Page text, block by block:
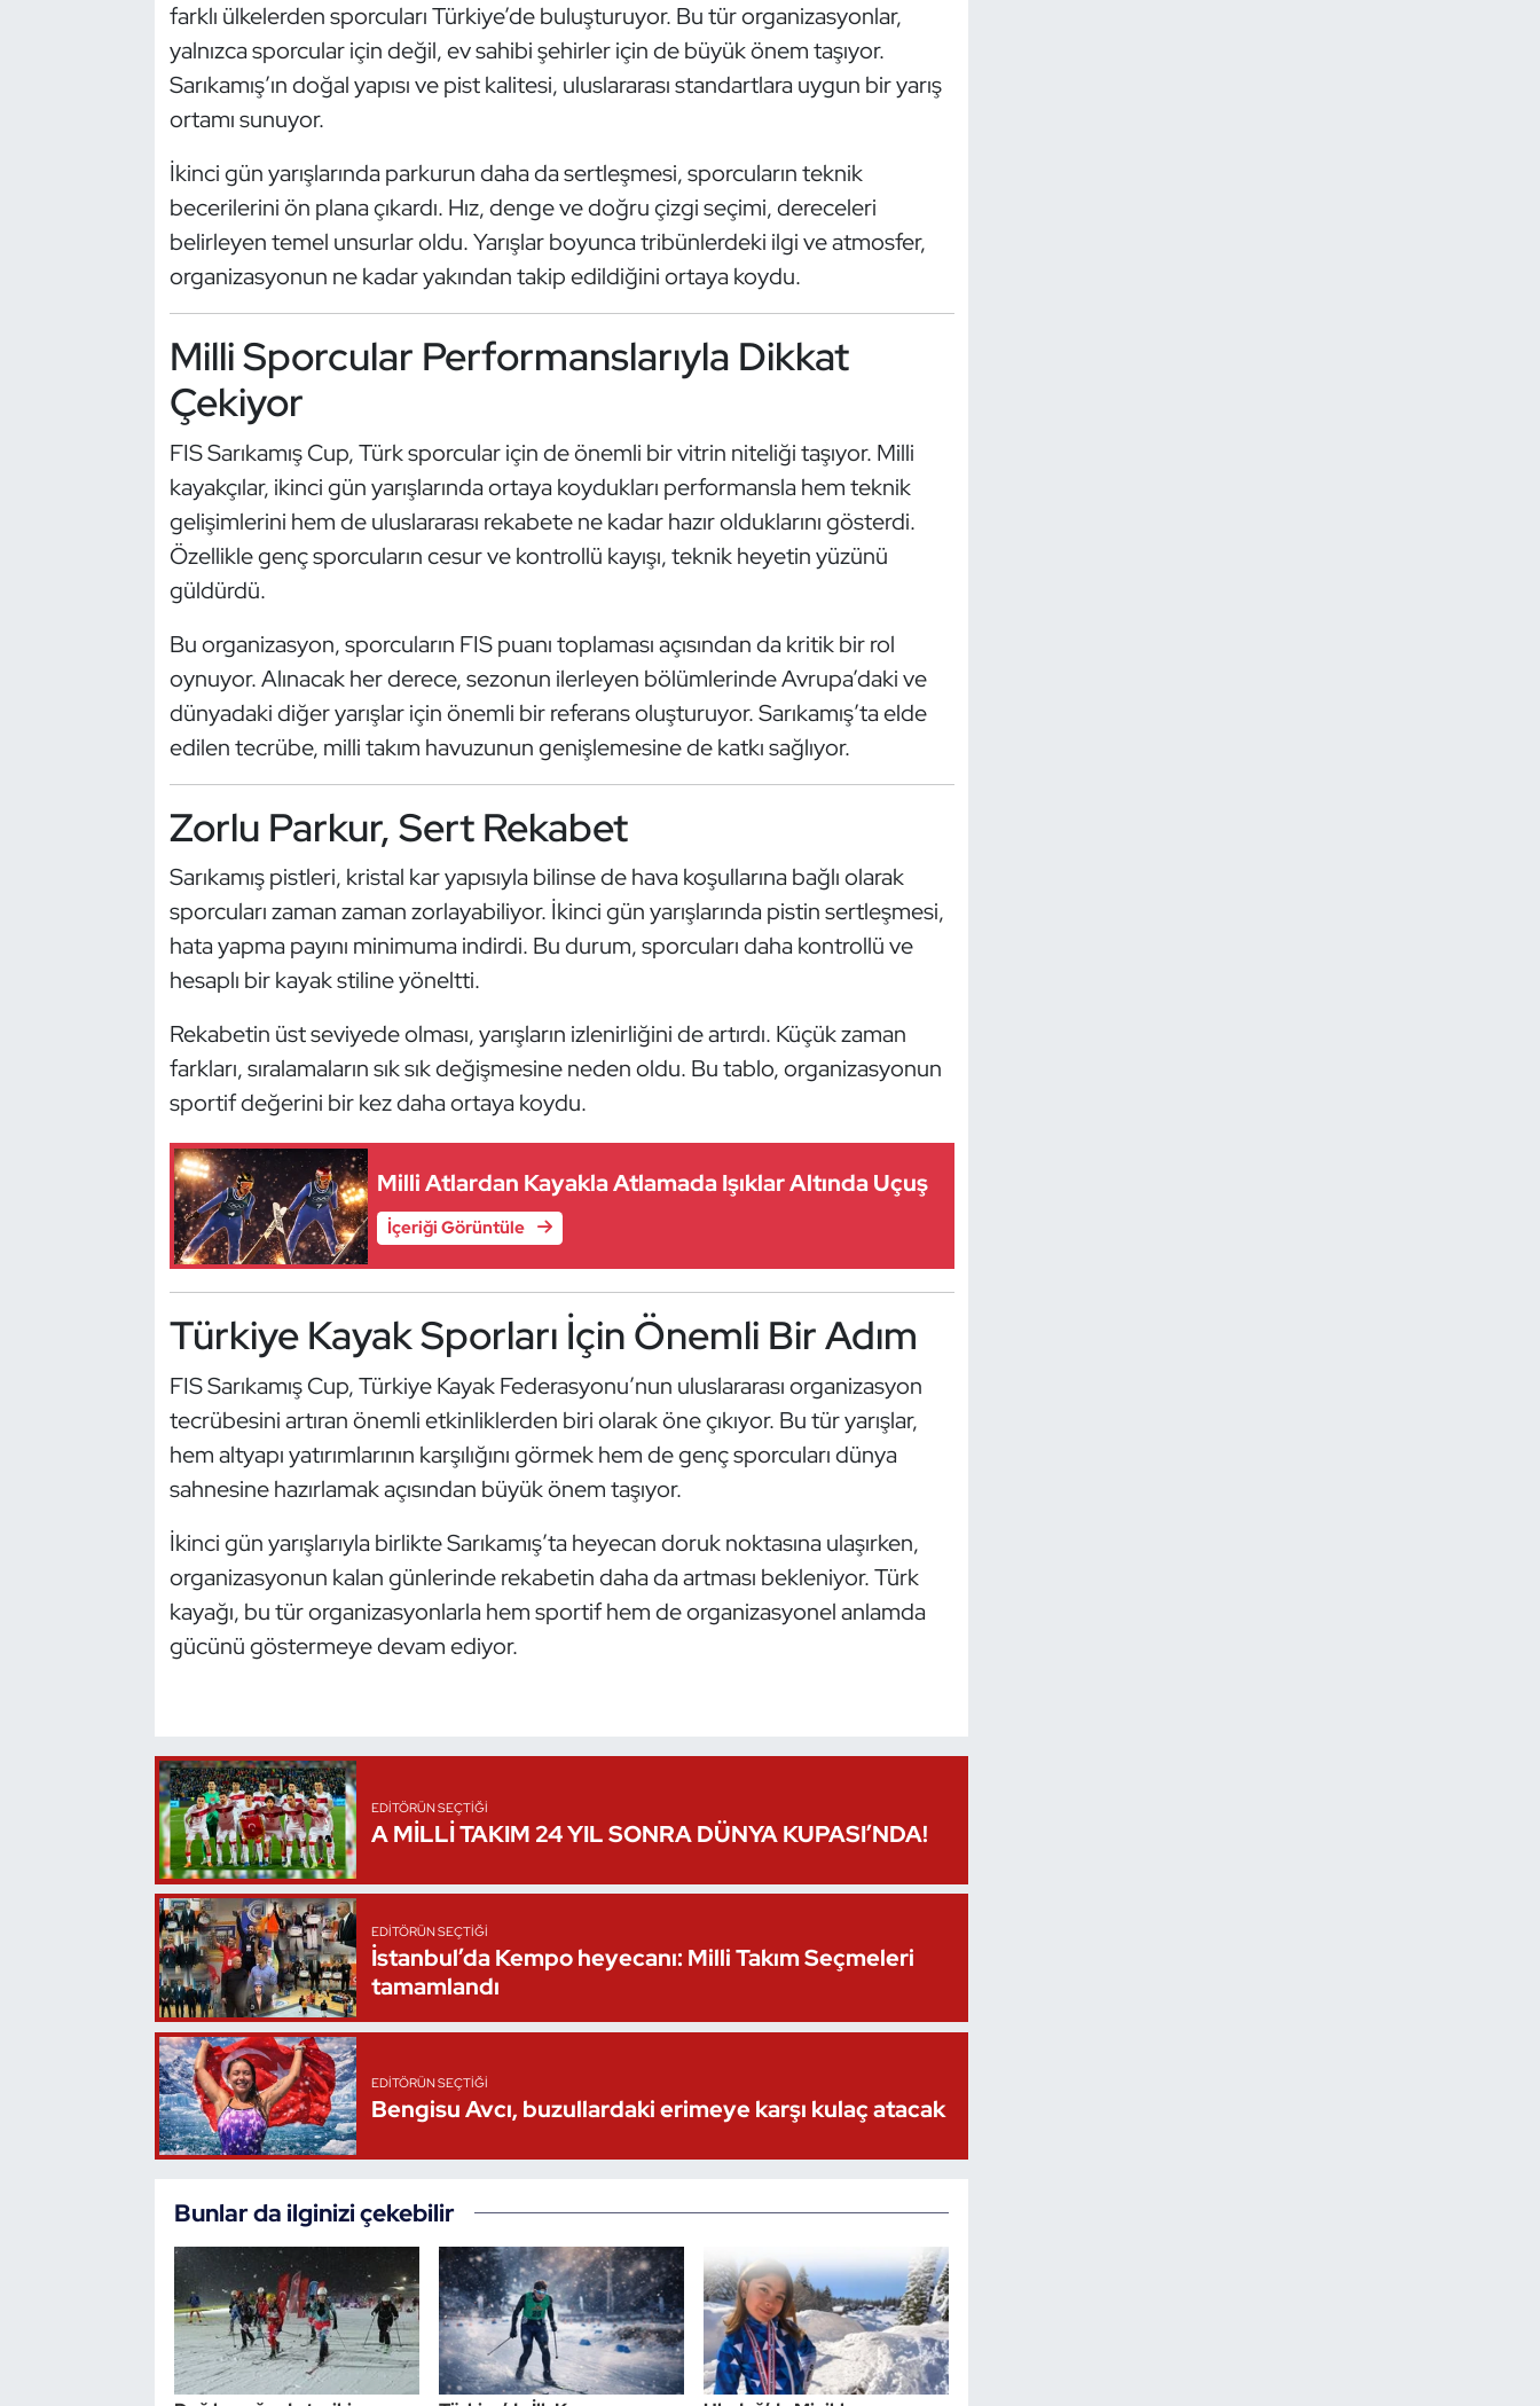
farklı ülkelerden sporcuları Türkiye’de buluşturuyor. Bu tür organizasyonlar,
yalnızca sporcular için değil, ev sahibi şehirler için de büyük önem taşıyor.
Sarıkamış’ın doğal yapısı ve pist kalitesi, uluslararası standartlara uygun bir yarış
ortamı sunuyor.
İkinci gün yarışlarında parkurun daha da sertleşmesi, sporcuların teknik
becerilerini ön plana çıkardı. Hız, denge ve doğru çizgi seçimi, dereceleri
belirleyen temel unsurlar oldu. Yarışlar boyunca tribünlerdeki ilgi ve atmosfer,
organizasyonun ne kadar yakından takip edildiğini ortaya koydu.
Milli Sporcular Performanslarıyla Dikkat
Çekiyor
FIS Sarıkamış Cup, Türk sporcular için de önemli bir vitrin niteliği taşıyor. Milli
kayakçılar, ikinci gün yarışlarında ortaya koydukları performansla hem teknik
gelişimlerini hem de uluslararası rekabete ne kadar hazır olduklarını gösterdi.
Özellikle genç sporcuların cesur ve kontrollü kayışı, teknik heyetin yüzünü
güldürdü.
Bu organizasyon, sporcuların FIS puanı toplaması açısından da kritik bir rol
oynuyor. Alınacak her derece, sezonun ilerleyen bölümlerinde Avrupa’daki ve
dünyadaki diğer yarışlar için önemli bir referans oluşturuyor. Sarıkamış’ta elde
edilen tecrübe, milli takım havuzunun genişlemesine de katkı sağlıyor.
Zorlu Parkur, Sert Rekabet
Sarıkamış pistleri, kristal kar yapısıyla bilinse de hava koşullarına bağlı olarak
sporcuları zaman zaman zorlayabiliyor. İkinci gün yarışlarında pistin sertleşmesi,
hata yapma payını minimuma indirdi. Bu durum, sporcuları daha kontrollü ve
hesaplı bir kayak stiline yöneltti.
Rekabetin üst seviyede olması, yarışların izlenirliğini de artırdı. Küçük zaman
farkları, sıralamaların sık sık değişmesine neden oldu. Bu tablo, organizasyonun
sportif değerini bir kez daha ortaya koydu.
Milli Atlardan Kayakla Atlamada Işıklar Altında Uçuş
İçeriği Görüntüle
Türkiye Kayak Sporları İçin Önemli Bir Adım
FIS Sarıkamış Cup, Türkiye Kayak Federasyonu’nun uluslararası organizasyon
tecrübesini artıran önemli etkinliklerden biri olarak öne çıkıyor. Bu tür yarışlar,
hem altyapı yatırımlarının karşılığını görmek hem de genç sporcuları dünya
sahnesine hazırlamak açısından büyük önem taşıyor.
İkinci gün yarışlarıyla birlikte Sarıkamış’ta heyecan doruk noktasına ulaşırken,
organizasyonun kalan günlerinde rekabetin daha da artması bekleniyor. Türk
kayağı, bu tür organizasyonlarla hem sportif hem de organizasyonel anlamda
gücünü göstermeye devam ediyor.
EDITÖRÜN SEÇTIĞI
A MİLLİ TAKIM 24 YIL SONRA DÜNYA KUPASI’NDA!
EDITÖRÜN SEÇTIĞI
İstanbul’da Kempo heyecanı: Milli Takım Seçmeleri
tamamlandı
EDITÖRÜN SEÇTIĞI
Bengisu Avcı, buzullardaki erimeye karşı kulaç atacak
Bunlar da ilginizi çekebilir
İşitme Engelli Sporcular
Kano ve Rafting
Modern Pentatlon
Özel Sporcular
Sualtı Sporları
Vücut Geliştirme Fitness
Wushu Kungfu